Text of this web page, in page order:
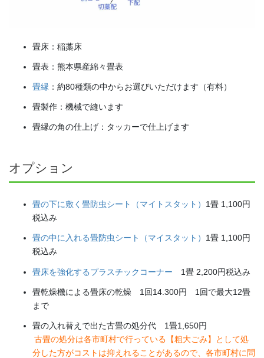
畳床：稲藁床
畳表：熊本県産綿々畳表
畳縁 ：約80種類の中からお選びいただけます（有料）
畳製作：機械で縫います
畳縁の角の仕上げ：タッカーで仕上げます
オプション
畳の下に敷く畳防虫シート（マイトスタット） 1畳 1,100円
税込み
畳の中に入れる畳防虫シート（マイスタット） 1畳 1,100円
税込み
畳床を強化するプラスチックコーナー 1畳 2,200円税込み
畳乾燥機による畳床の乾燥 1回14.300円 1回で最大12畳
まで
畳の入れ替えで出た古畳の処分代 1畳1,650円
古畳の処分は各市町村で行っている【粗大ごみ】として処
分した方がコストは抑えれることがあるので、各市町村に問